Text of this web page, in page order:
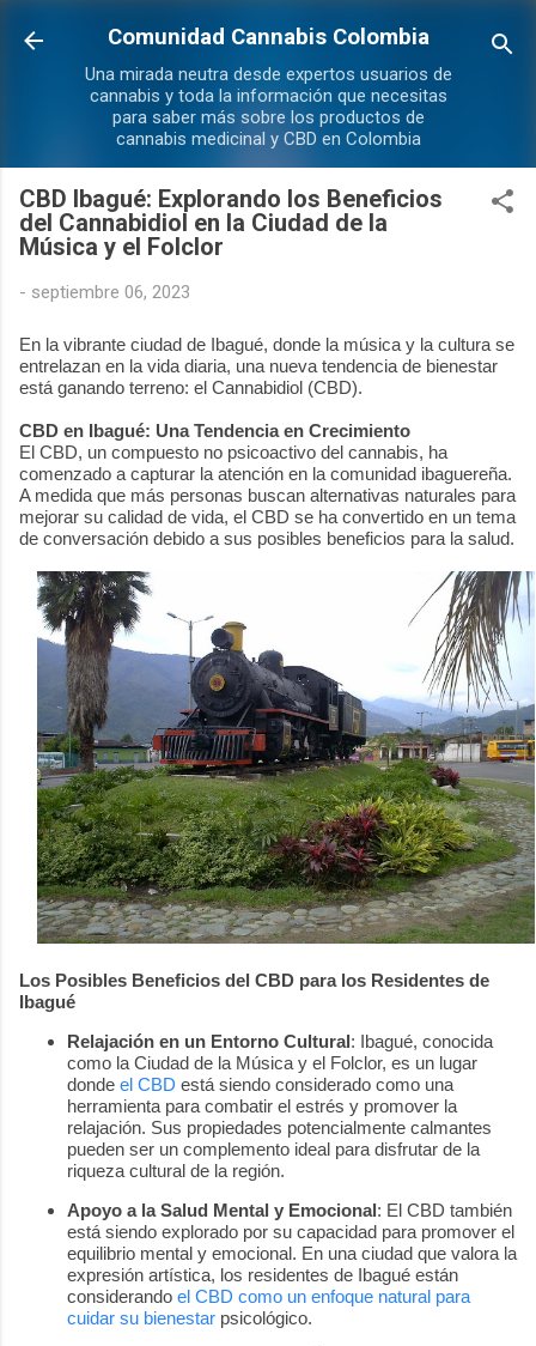
Ir al contenido principal
Comunidad Cannabis Colombia
Una mirada neutra desde expertos usuarios de
cannabis y toda la información que necesitas
para saber más sobre los productos de
cannabis medicinal y CBD en Colombia
CBD Ibagué: Explorando los Beneficios
del Cannabidiol en la Ciudad de la
Música y el Folclor
- septiembre 06, 2023
En la vibrante ciudad de Ibagué, donde la música y la cultura se
entrelazan en la vida diaria, una nueva tendencia de bienestar
está ganando terreno: el Cannabidiol (CBD).
CBD en Ibagué: Una Tendencia en Crecimiento
El CBD, un compuesto no psicoactivo del cannabis, ha
comenzado a capturar la atención en la comunidad ibaguereña.
A medida que más personas buscan alternativas naturales para
mejorar su calidad de vida, el CBD se ha convertido en un tema
de conversación debido a sus posibles beneficios para la salud.
Los Posibles Beneficios del CBD para los Residentes de
Ibagué
Relajación en un Entorno Cultural: Ibagué, conocida
como la Ciudad de la Música y el Folclor, es un lugar
donde el CBD está siendo considerado como una
herramienta para combatir el estrés y promover la
relajación. Sus propiedades potencialmente calmantes
pueden ser un complemento ideal para disfrutar de la
riqueza cultural de la región.
Apoyo a la Salud Mental y Emocional: El CBD también
está siendo explorado por su capacidad para promover el
equilibrio mental y emocional. En una ciudad que valora la
expresión artística, los residentes de Ibagué están
considerando el CBD como un enfoque natural para
cuidar su bienestar psicológico.